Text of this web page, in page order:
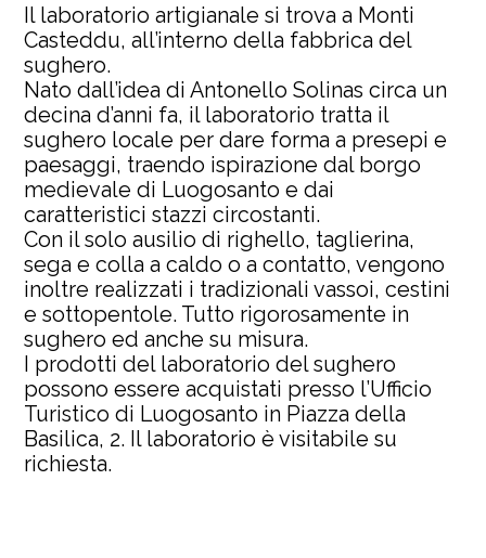
Il laboratorio artigianale si trova a Monti
Casteddu, all’interno della fabbrica del
sughero.
Nato dall’idea di Antonello Solinas circa un
decina d’anni fa, il laboratorio tratta il
sughero locale per dare forma a presepi e
paesaggi, traendo ispirazione dal borgo
medievale di Luogosanto e dai
caratteristici stazzi circostanti.
Con il solo ausilio di righello, taglierina,
sega e colla a caldo o a contatto, vengono
inoltre realizzati i tradizionali vassoi, cestini
e sottopentole. Tutto rigorosamente in
sughero ed anche su misura.
I prodotti del laboratorio del sughero
possono essere acquistati presso l’Ufficio
Turistico di Luogosanto in Piazza della
Basilica, 2. Il laboratorio è visitabile su
richiesta.